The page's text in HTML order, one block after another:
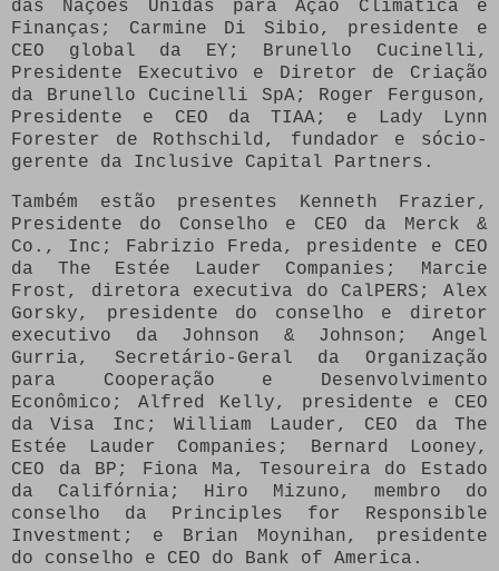
das Nações Unidas para Ação Climática e
Finanças; Carmine Di Sibio, presidente e
CEO global da EY; Brunello Cucinelli,
Presidente Executivo e Diretor de Criação
da Brunello Cucinelli SpA; Roger Ferguson,
Presidente e CEO da TIAA; e Lady Lynn
Forester de Rothschild, fundador e sócio-
gerente da Inclusive Capital Partners.
Também estão presentes Kenneth Frazier,
Presidente do Conselho e CEO da Merck &
Co., Inc; Fabrizio Freda, presidente e CEO
da The Estée Lauder Companies; Marcie
Frost, diretora executiva do CalPERS; Alex
Gorsky, presidente do conselho e diretor
executivo da Johnson & Johnson; Angel
Gurria, Secretário-Geral da Organização
para Cooperação e Desenvolvimento
Econômico; Alfred Kelly, presidente e CEO
da Visa Inc; William Lauder, CEO da The
Estée Lauder Companies; Bernard Looney,
CEO da BP; Fiona Ma, Tesoureira do Estado
da Califórnia; Hiro Mizuno, membro do
conselho da Principles for Responsible
Investment; e Brian Moynihan, presidente
do conselho e CEO do Bank of America.